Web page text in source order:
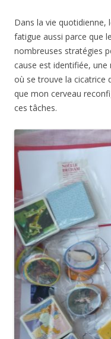
Dans la vie
fatigue aussi parce que
nombreuses stratégies
cause est identifiée,
où se trouve la cicatrice
que mon cerveau
ces tâches.